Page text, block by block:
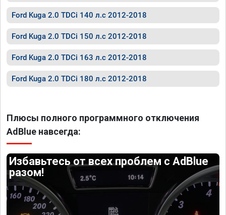
Ford Kuga 2.0 TDCi 140 л.с 2012-2018
Ford Kuga 2.0 TDCi 150 л.с 2012-2018
Ford Kuga 2.0 TDCi 163 л.с 2012-2018
Ford Kuga 2.0 TDCi 180 л.с 2012-2018
Плюсы полного программного отключения
AdBlue навсегда:
Избавьтесь от всех проблем с AdBlue
разом!